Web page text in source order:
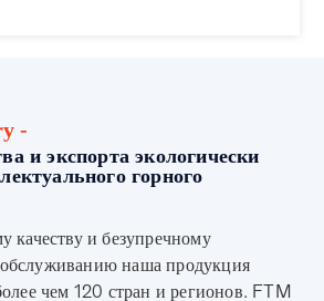
-
и экспорта экологически
горного
качеству и безупречному
наша продукция
чем 120 стран и регионов. FTM